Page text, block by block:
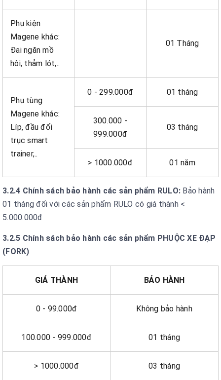
Phụ kiện
Magene khác:
Đai ngăn mồ
hôi, thảm lót,..
01 Tháng
Phụ tùng
Magene khác:
Líp, đầu đổi
trục smart
trainer,..
0 - 299.000đ 01 tháng
300.000 -
999.000đ
03 tháng
> 1000.000đ 01 năm
3.2.4 Chính sách bảo hành các sản phẩm RULO: Bảo hành
01 tháng đối với các sản phẩm RULO có giá thành <
5.000.000đ
3.2.5 Chính sách bảo hành các sản phẩm PHUỘC XE ĐẠP
(FORK)
GIÁ THÀNH BẢO HÀNH
0 - 99.000đ Không bảo hành
100.000 - 999.000đ 01 tháng
> 1000.000đ 03 tháng